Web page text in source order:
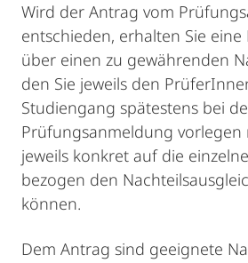
Wird der Antrag vom
entschieden, erhalten Sie
über einen zu gewährenden
den Sie jeweils den
Studiengang spätestens bei
Prüfungsanmeldung vorlegen
jeweils konkret auf die
bezogen den
können.
Dem Antrag sind geeignete